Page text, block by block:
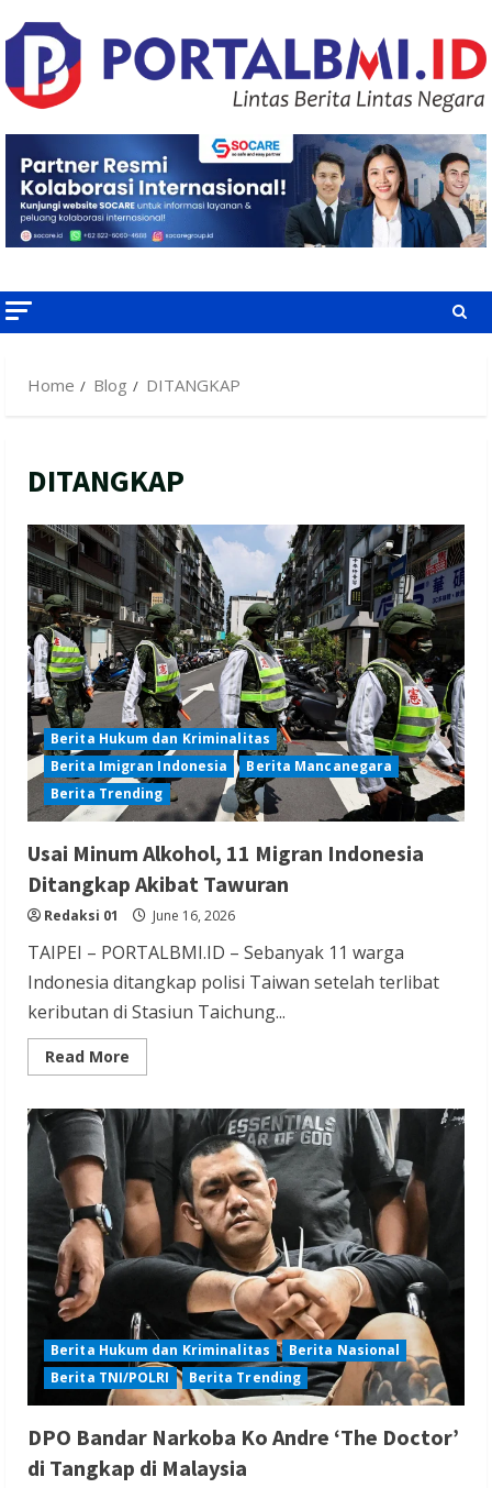
to
content
Home Blog DITANGKAP
DITANGKAP
Berita Hukum dan Kriminalitas
Berita Imigran Indonesia
Berita Mancanegara
Berita Trending
Usai Minum Alkohol, 11 Migran Indonesia
Ditangkap Akibat Tawuran
Redaksi 01 June 16, 2026
TAIPEI – PORTALBMI.ID – Sebanyak 11 warga
Indonesia ditangkap polisi Taiwan setelah terlibat
keributan di Stasiun Taichung...
Read More
more
Minum
Alkohol,
Migran
Indonesia
Ditangkap
Akibat
Tawuran
Berita Hukum dan Kriminalitas
Berita Nasional
Berita TNI/POLRI
Berita Trending
DPO Bandar Narkoba Ko Andre ‘The Doctor’
di Tangkap di Malaysia